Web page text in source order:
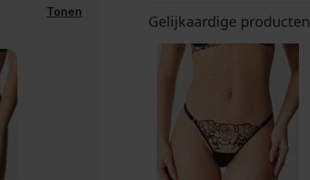
Tonen
Gelijkaardige producten